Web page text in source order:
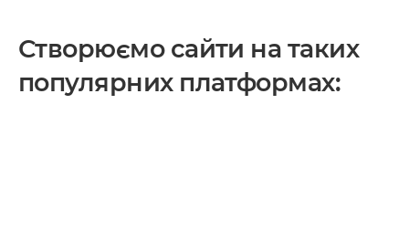
Створюємо сайти на таких
популярних платформах: